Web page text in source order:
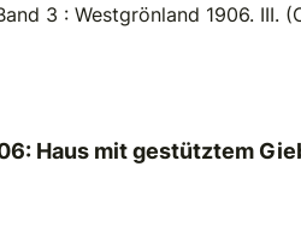
3 : Westgrönland 1906. III.
Haus mit gestütztem